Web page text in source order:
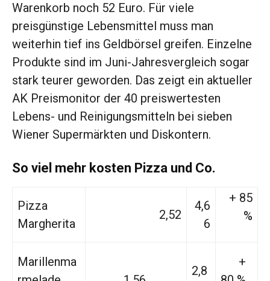
Warenkorb noch 52 Euro. Für viele
preisgünstige Lebensmittel muss man
weiterhin tief ins Geldbörsel greifen. Einzelne
Produkte sind im Juni-Jahresvergleich sogar
stark teurer geworden. Das zeigt ein aktueller
AK Preismonitor der 40 preiswertesten
Lebens- und Reinigungsmitteln bei sieben
Wiener Supermärkten und Diskontern.
So viel mehr kosten Pizza und Co.
Pizza
Margherita
2,52
4,6
6
+ 85
%
Marillenma
2,8
+